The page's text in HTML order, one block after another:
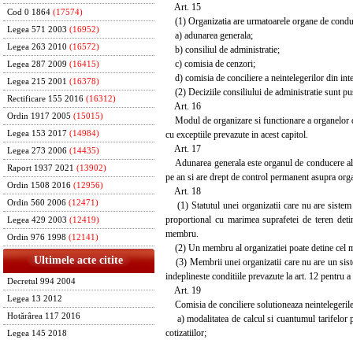
Cod 0 1864 (17574)
Legea 571 2003 (16952)
Legea 263 2010 (16572)
Legea 287 2009 (16415)
Legea 215 2001 (16378)
Rectificare 155 2016 (16312)
Ordin 1917 2005 (15015)
Legea 153 2017 (14984)
Legea 273 2006 (14435)
Raport 1937 2021 (13902)
Ordin 1508 2016 (12956)
Ordin 560 2006 (12471)
Legea 429 2003 (12419)
Ordin 976 1998 (12141)
Ultimele acte citite
Decretul 994 2004
Legea 13 2012
Hotărârea 117 2016
Legea 145 2018
Art. 15
(1) Organizatia are urmatoarele organe de
a) adunarea generala;
b) consiliul de administratie;
c) comisia de cenzori;
d) comisia de conciliere a neintelegerilor din
(2) Deciziile consiliului de administratie sunt
Art. 16
Modul de organizare si functionare a organelor
cu exceptiile prevazute in acest capitol.
Art. 17
Adunarea generala este organul de conducere
pe an si are drept de control permanent asupra
Art. 18
(1) Statutul unei organizatii care nu are sistem
proportional cu marimea suprafetei de teren
membru.
(2) Un membru al organizatiei poate detine cel
(3) Membrii unei organizatii care nu are un
indeplineste conditiile prevazute la art. 12 pentru
Art. 19
Comisia de conciliere solutioneaza
a) modalitatea de calcul si cuantumul tarifelor
cotizatiilor;